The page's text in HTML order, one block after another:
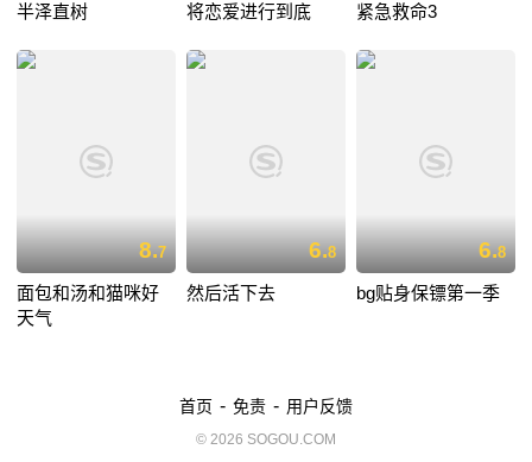
半泽直树 将恋爱进行到底 紧急救命3
8.7
面包和汤和猫咪好
天气
6.8
然后活下去
6.8
bg贴身保镖第一季
首页 - 免责 - 用户反馈
© 2026 SOGOU.COM